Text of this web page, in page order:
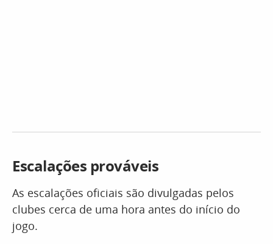
Escalações prováveis
As escalações oficiais são divulgadas pelos
clubes cerca de uma hora antes do início do
jogo.